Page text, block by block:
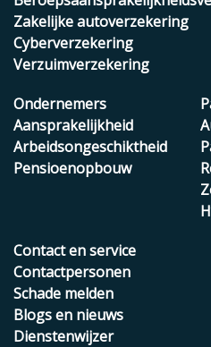
Zakelijke autoverzekering
Cyberverzekering
Verzuimverzekering
Ondernemers
Aansprakelijkheid
Arbeidsongeschiktheid
Pensioenopbouw
Contact en service
Contactpersonen
Schade melden
Blogs en nieuws
Dienstenwijzer